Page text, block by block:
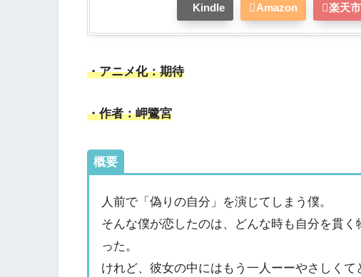
Kindle Amazon 楽天
・アニメ化：期待
・作者：岬鷺宮
概要
人前で「偽りの自分」を演じてしまう僕。
そんな僕が恋したのは、どんな時も自分を貫
った。
けれど、彼女の中にはもう一人ーーやさしくて